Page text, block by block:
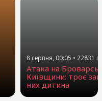
8 серпня, 00:05 • 22831
Атака на
Київщини: троє
них дитина